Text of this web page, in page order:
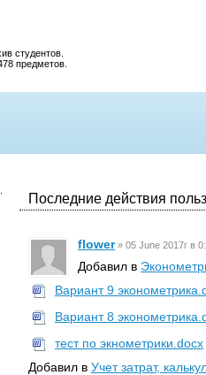
студентов.
предметов.
Последние действия
flower» 05 June 2017г в
Добавил в
Вариант 9
Вариант 8
тест по экнометрики.docx
Добавил в Учет затрат,